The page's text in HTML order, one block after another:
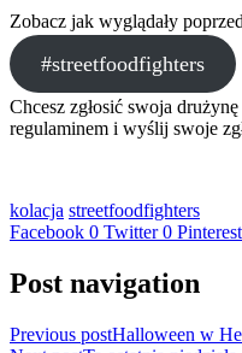
Zobacz jak wyglądały
#streetfoodfighters
Chcesz zgłosić swoja
regulaminem i wyślij swoje
kolacja streetfoodfighters
Facebook 0 Twitter 0 Pinterest
Post navigation
Previous postHalloween w